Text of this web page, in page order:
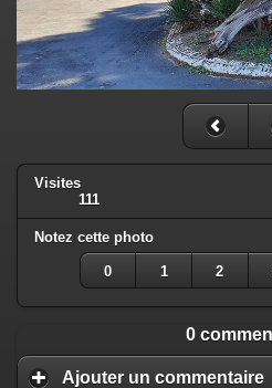
Visites
111
Notez cette photo
0 1 2
0
Ajouter un commentaire